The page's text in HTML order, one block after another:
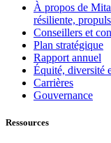
À propos de
résiliente,
Conseillers et
Plan stratégique
Rapport annuel
Équité, diversité
Carrières
Gouvernance
Ressources